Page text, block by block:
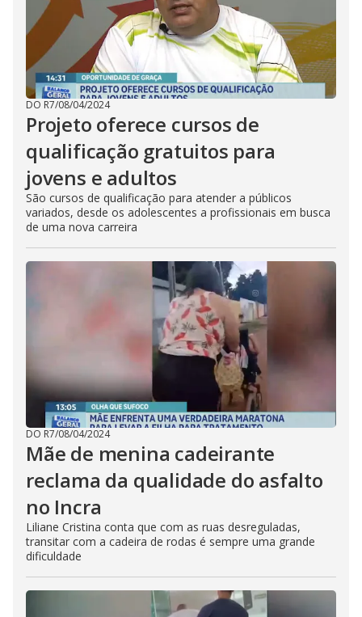
DO R7/08/04/2024
Projeto oferece cursos de
qualificação gratuitos para
jovens e adultos
São cursos de qualificação para atender a públicos
variados, desde os adolescentes a profissionais em busca
de uma nova carreira
DO R7/08/04/2024
Mãe de menina cadeirante
reclama da qualidade do asfalto
no Incra
Liliane Cristina conta que com as ruas desreguladas,
transitar com a cadeira de rodas é sempre uma grande
dificuldade